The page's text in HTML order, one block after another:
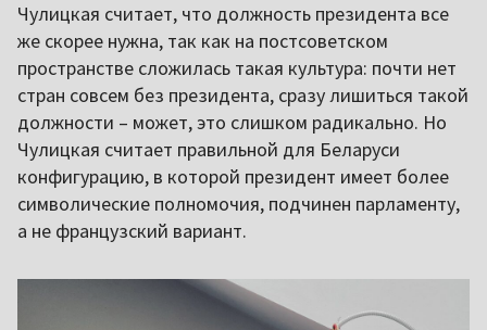
Чулицкая считает, что должность президента все
же скорее нужна, так как на постсоветском
пространстве сложилась такая культура: почти нет
стран совсем без президента, сразу лишиться такой
должности – может, это слишком радикально. Но
Чулицкая считает правильной для Беларуси
конфигурацию, в которой президент имеет более
символические полномочия, подчинен парламенту,
а не французский вариант.